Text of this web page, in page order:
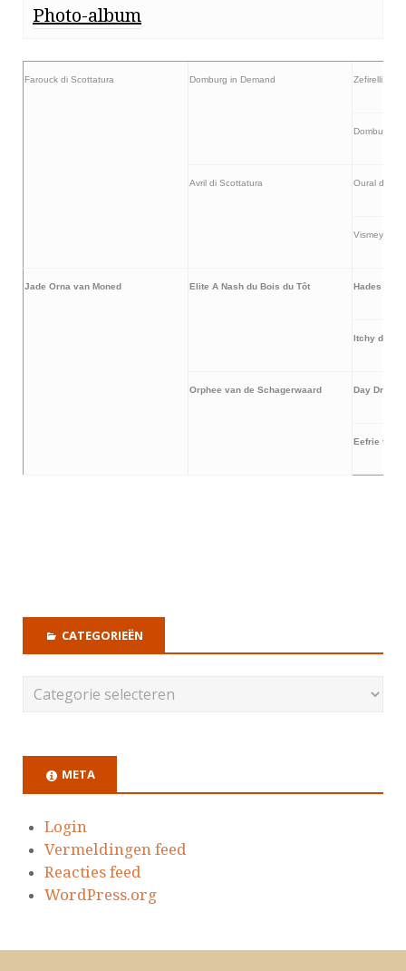
Photo-album
Farouck di Scottatura Domburg in Demand Zefirelli van
Domburg
Avril di Scottatura Oural de la
Vismey di
Jade Orna van Moned Elite A Nash du Bois du Tôt Hades du
Itchy du
Orphee van de Schagerwaard Day
Eefrie van
CATEGORIEËN
META
Login
Vermeldingen feed
Reacties feed
WordPress.org